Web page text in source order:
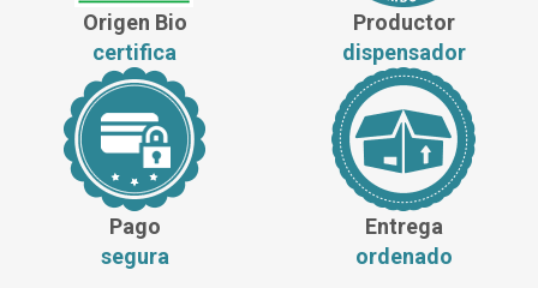
Origen Bio
certifica
Productor
dispensador
Pago
segura
Entrega
ordenado